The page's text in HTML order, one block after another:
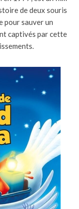
de deux souris
pour sauver un
captivés par cette